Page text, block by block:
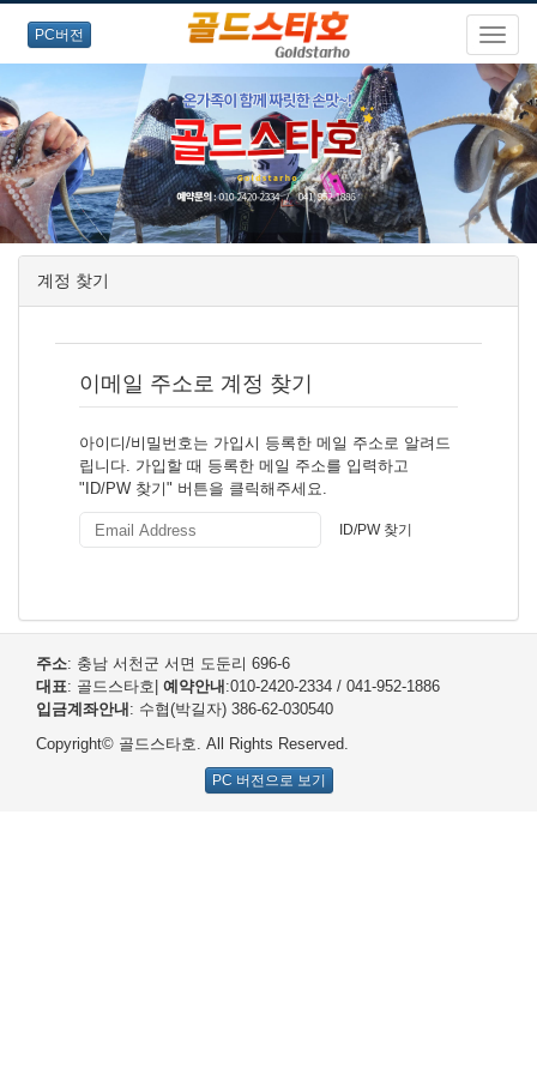
PC버전
계정 찾기
이메일 주소로 계정 찾기
아이디/비밀번호는 가입시 등록한 메일 주소로 알려드
립니다. 가입할 때 등록한 메일 주소를 입력하고
"ID/PW 찾기" 버튼을 클릭해주세요.
ID/PW 찾기
주소: 충남 서천군 서면 도둔리 696-6
대표: 골드스타호 예약안내 :010-2420-2334 / 041-952-1886
입금계좌안내 : 수협(박길자) 386-62-030540
Copyright© 골드스타호. All Rights Reserved.
PC 버전으로 보기